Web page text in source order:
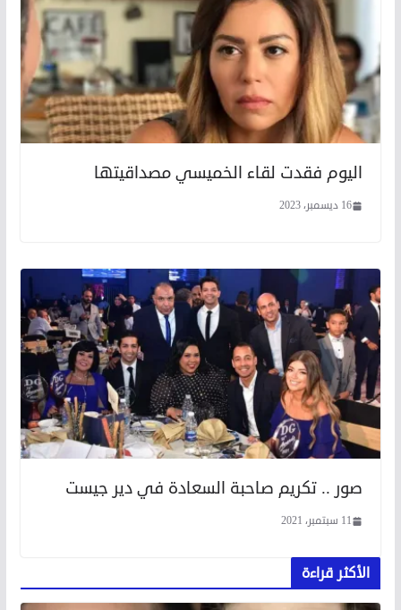
اليوم فقدت لقاء الخميسي مصداقيتها
16 ديسمبر، 2023
صور .. تكريم صاحبة السعادة في دير جيست
11 سبتمبر، 2021
الأكثر قراءة